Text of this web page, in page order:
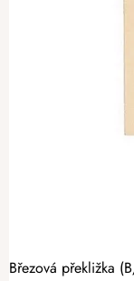
Březová překližka